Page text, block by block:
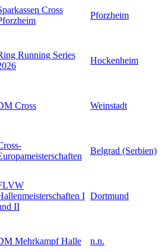
Cross
Pforzheim
Running Series
Hockenheim
Cross Weinstadt
Belgrad (Serbien)
I
II
Dortmund
Mehrkampf Halle n.n.